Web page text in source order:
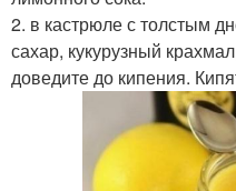
2. в кастрюле с толстым
сахар, кукурузный
доведите до кипения.